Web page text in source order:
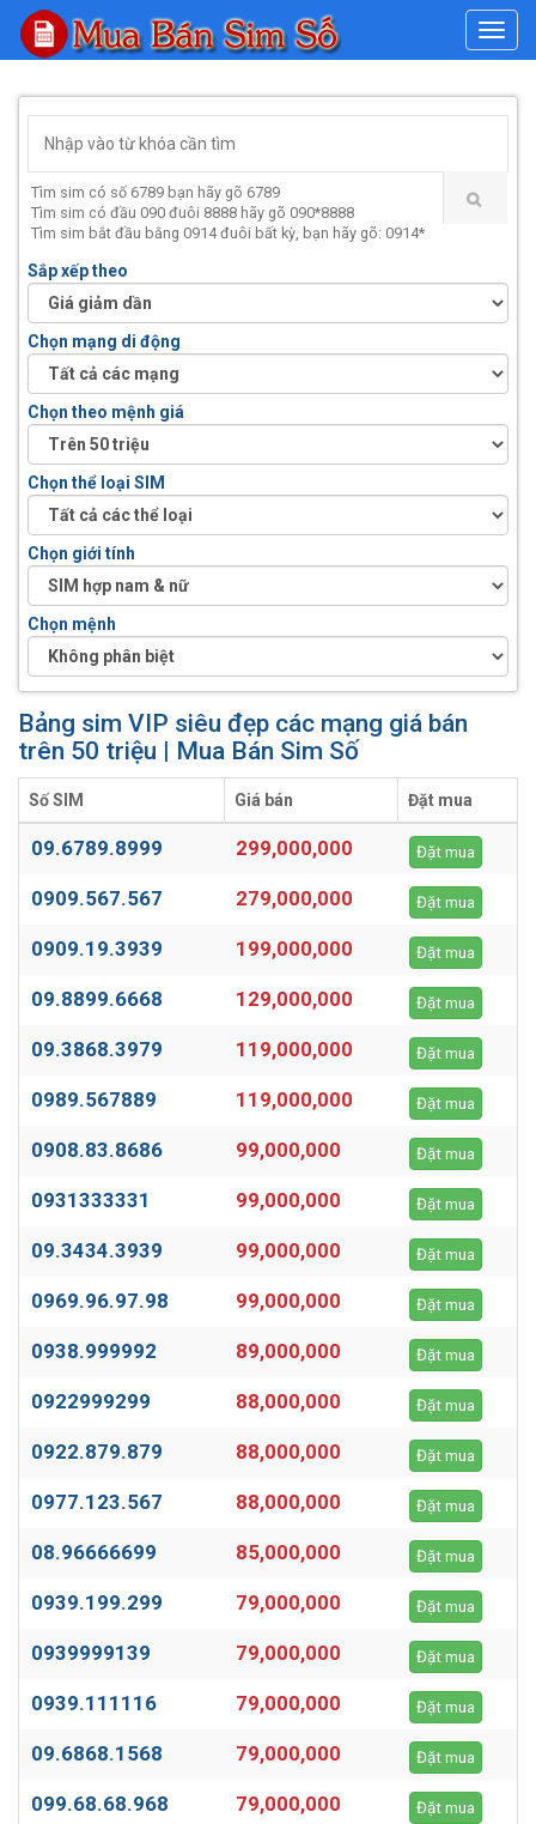
#
Tìm sim có số 6789 bạn hãy gõ 6789
Tìm sim có đầu 090 đuôi 8888 hãy gõ 090*8888
Tìm sim bắt đầu bằng 0914 đuôi bất kỳ, bạn hãy gõ: 0914*
Sắp xếp theo
Chọn mạng di động
Chọn theo mệnh giá
Chọn thể loại SIM
Chọn giới tính
Chọn mệnh
Bảng sim VIP siêu đẹp các mạng giá bán
trên 50 triệu | Mua Bán Sim Số
Số SIM Giá bán Đặt mua
09.6789.8999 299,000,000 Đặt mua
0909.567.567 279,000,000 Đặt mua
0909.19.3939 199,000,000 Đặt mua
09.8899.6668 129,000,000 Đặt mua
09.3868.3979 119,000,000 Đặt mua
0989.567889 119,000,000 Đặt mua
0908.83.8686 99,000,000 Đặt mua
0931333331 99,000,000 Đặt mua
09.3434.3939 99,000,000 Đặt mua
0969.96.97.98 99,000,000 Đặt mua
0938.999992 89,000,000 Đặt mua
0922999299 88,000,000 Đặt mua
0922.879.879 88,000,000 Đặt mua
0977.123.567 88,000,000 Đặt mua
08.96666699 85,000,000 Đặt mua
0939.199.299 79,000,000 Đặt mua
0939999139 79,000,000 Đặt mua
0939.111116 79,000,000 Đặt mua
09.6868.1568 79,000,000 Đặt mua
099.68.68.968 79,000,000 Đặt mua